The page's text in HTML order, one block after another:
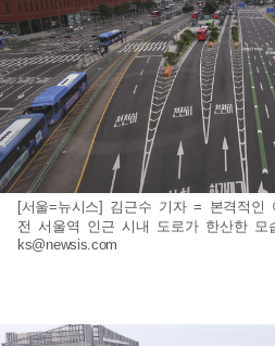
[서울=뉴시스] 김근수 기자 = 본격적인
전 서울역 인근 시내 도로가 한산한 모
ks@newsis.com